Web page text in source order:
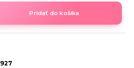
Pridať do košíka
927